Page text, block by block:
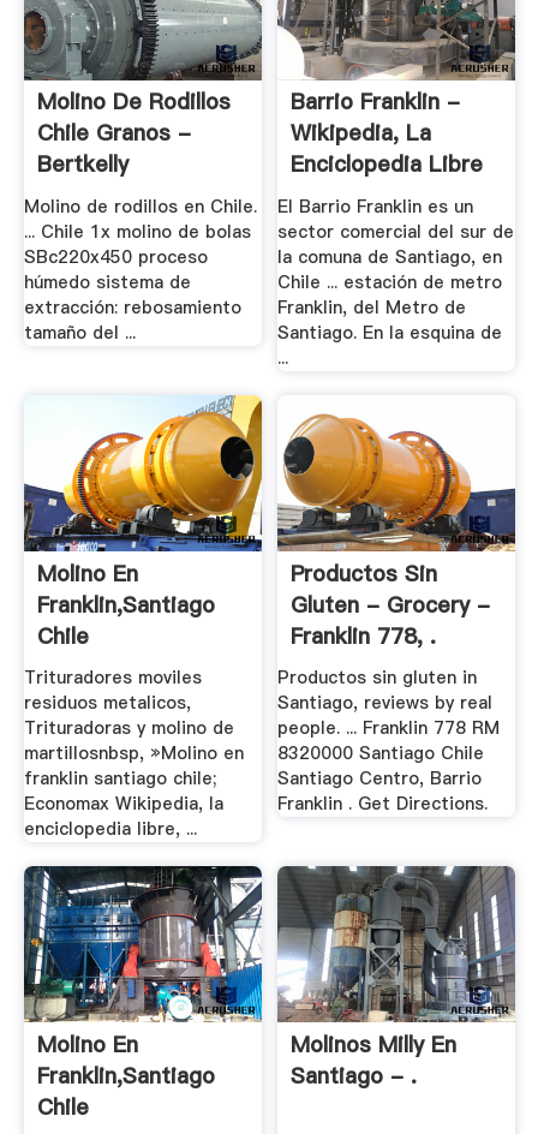
Molino De Rodillos
Chile Granos -
Bertkelly
Molino de rodillos en Chile.
... Chile 1x molino de bolas
SBc220x450 proceso
húmedo sistema de
extracción: rebosamiento
tamaño del ...
Barrio Franklin -
Wikipedia, La
Enciclopedia Libre
El Barrio Franklin es un
sector comercial del sur de
la comuna de Santiago, en
Chile ... estación de metro
Franklin, del Metro de
Santiago. En la esquina de
...
Molino En
Franklin,santiago
Chile
Trituradores moviles
residuos metalicos,
Trituradoras y molino de
martillosnbsp, »Molino en
franklin santiago chile;
Economax Wikipedia, la
enciclopedia libre, ...
Productos Sin
Gluten - Grocery -
Franklin 778, .
Productos sin gluten in
Santiago, reviews by real
people. ... Franklin 778 RM
8320000 Santiago Chile
Santiago Centro, Barrio
Franklin . Get Directions.
Molino En
Franklin,santiago
Chile
Molinos Milly En
Santiago - .